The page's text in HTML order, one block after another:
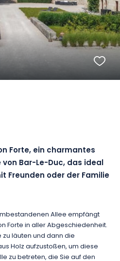
Forte, ein charmantes
von Bar-Le-Duc, das ideal
Freunden oder der Familie
Allee empfängt
Forte in aller Abgeschiedenheit.
läuten und dann die
Holz aufzustoßen, um diese
zu betreten, die Sie auf den